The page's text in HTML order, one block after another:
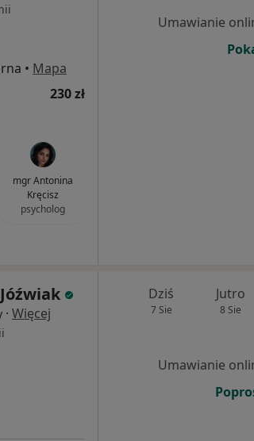
• Mapa
230 zł
mgr Antonina
Kręcisz
psycholog
Umawianie
· Więcej
Dziś
7 Sie
Jutro
8 Sie
Umawianie